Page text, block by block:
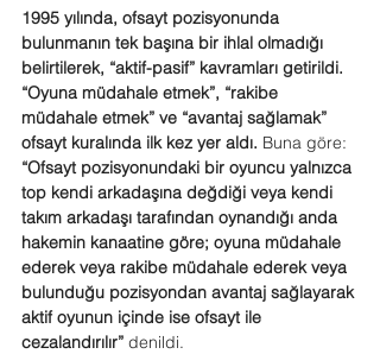
1995 yılında, ofsayt pozisyonunda
bulunmanın tek başına bir ihlal olmadığı
belirtilerek, “aktif-pasif” kavramları getirildi.
“Oyuna müdahale etmek”, “rakibe
müdahale etmek” ve “avantaj sağlamak”
ofsayt kuralında ilk kez yer aldı. Buna göre:
“Ofsayt pozisyonundaki bir oyuncu yalnızca
top kendi arkadaşına değdiği veya kendi
takım arkadaşı tarafından oynandığı anda
hakemin kanaatine göre; oyuna müdahale
ederek veya rakibe müdahale ederek veya
bulunduğu pozisyondan avantaj sağlayarak
aktif oyunun içinde ise ofsayt ile
cezalandırılır” denildi.